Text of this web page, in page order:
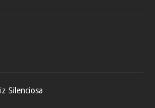
Silenciosa